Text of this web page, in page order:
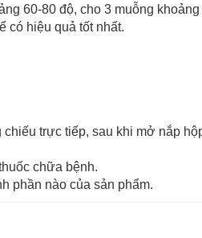
60-80 độ, cho 3 muỗng
có hiệu quả tốt nhất.
trực tiếp, sau khi mở nắp
chữa bệnh.
phần nào của sản phẩm.